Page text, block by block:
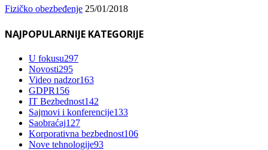
Fizičko obezbeđenje 25/01/2018
NAJPOPULARNIJE KATEGORIJE
U fokusu297
Novosti295
Video nadzor163
GDPR156
IT Bezbednost142
Sajmovi i konferencije133
Saobraćaj127
Korporativna bezbednost106
Nove tehnologije93